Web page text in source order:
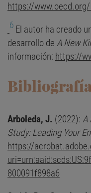
https://
6 El autor ha creado
desarrollo de A New
información: https://
Bibliografía
Arboleda, J. (2022): A
Study: Leading Your
https://
800091f898a6